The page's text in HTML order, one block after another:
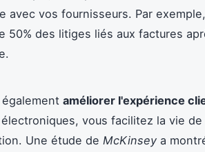
avec vos fournisseurs. Par exemple,
50% des litiges liés aux factures
améliorer l'expérience
vous facilitez la vie de
Une étude de McKinsey a